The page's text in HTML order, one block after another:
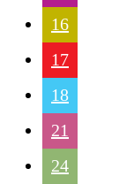
16
17
18
21
24